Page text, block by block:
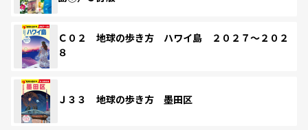
Ｃ０２ 地球の歩き方 ハワイ島 ２０２７～２０２
８
Ｊ３３ 地球の歩き方 墨田区